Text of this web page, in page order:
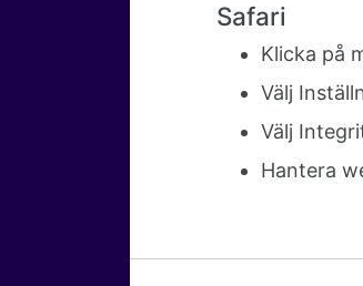
Safari
Klicka på
Välj
Välj
Hantera